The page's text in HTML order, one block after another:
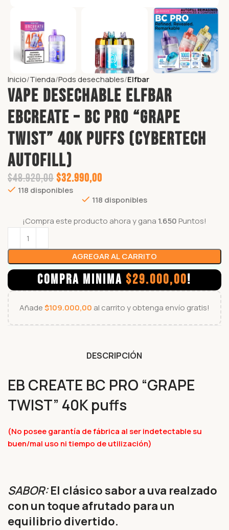
Inicio Tienda Pods desechables Elfbar
Vape Desechable ELFBAR
EBCREATE – BC PRO “GRAPE
TWIST” 40K puffs (CyberTech
Autofill)
$48.920,00$32.990,00
118 disponibles
118 disponibles
¡Compra este producto ahora y gana 1.650 Puntos!
AGREGAR AL CARRITO
COMPRA MINIMA $29.000,00!
Añade$109.000,00 al carrito y obtenga envío gratis!
DESCRIPCIÓN
EB CREATE BC PRO “GRAPE
TWIST” 40K puffs
(No posee garantía de fábrica al ser indetectable su
buen/mal uso ni tiempo de utilización)
SABOR:El clásico sabor a uva realzado
con un toque afrutado para un
equilibrio divertido.